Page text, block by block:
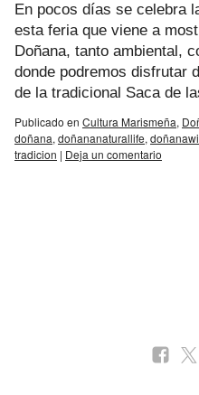
En pocos días se celebra
esta feria que viene a
Doñana, tanto ambiental,
donde podremos disfrutar
de la tradicional Saca de
Publicado en Cultura Marismeña,
doñana, doñananaturallife,
tradicion | Deja un comentario